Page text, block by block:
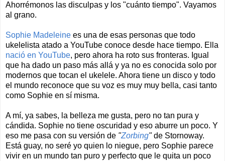
Ahorrémonos las disculpas y los "cuánto tiempo". Vayamos
al grano.
Sophie Madeleine es una de esas personas que todo
ukelelista atado a YouTube conoce desde hace tiempo. Ella
nació en YouTube, pero ahora ha roto sus fronteras. Igual
que ha dado un paso más allá y ya no es conocida solo por
modernos que tocan el ukelele. Ahora tiene un disco y todo
el mundo reconoce que su voz es muy muy bella, casi tanto
como Sophie en sí misma.
A mí, ya sabes, la belleza me gusta, pero no tan pura y
cándida. Sophie no tiene oscuridad y eso aburre un poco. Y
eso me pasa con su versión de "Zorbing"de Stornoway.
Está guay, no seré yo quien lo niegue, pero Sophie parece
vivir en un mundo tan puro y perfecto que le quita un poco